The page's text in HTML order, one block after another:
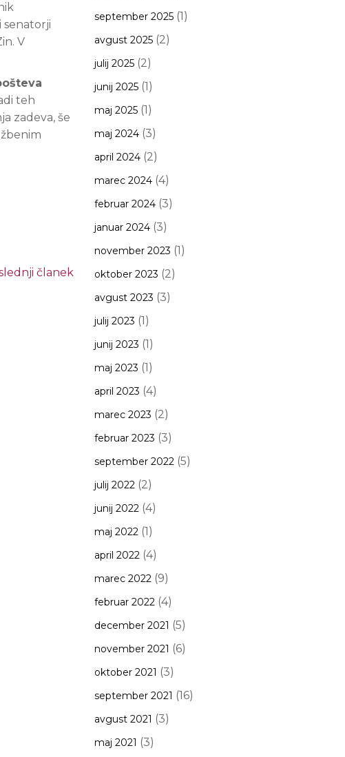
senatorji
V
teh
zadeva, še
članek
september 2025(1)
avgust 2025(2)
julij 2025(2)
junij 2025(1)
maj 2025(1)
maj 2024(3)
april 2024(2)
marec 2024(4)
februar 2024(3)
januar 2024(3)
november 2023 (1)
oktober 2023 (2)
avgust 2023 (3)
julij 2023 (1)
junij 2023 (1)
maj 2023 (1)
april 2023 (4)
marec 2023 (2)
februar 2023 (3)
september 2022(5)
julij 2022(2)
junij 2022(4)
maj 2022(1)
april 2022(4)
marec 2022(9)
februar 2022(4)
december 2021 (5)
november 2021 (6)
oktober 2021 (3)
september 2021 (16)
avgust 2021 (3)
maj 2021 (3)